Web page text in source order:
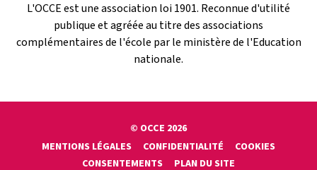
L'OCCE est une association loi 1901. Reconnue d'utilité
publique et agréée au titre des associations
complémentaires de l'école par le ministère de l'Education
nationale.
© OCCE 2026
MENTIONS LÉGALES
CONFIDENTIALITÉ
COOKIES
CONSENTEMENTS
PLAN DU SITE